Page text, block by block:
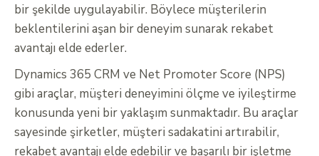
bir şekilde uygulayabilir. Böylece müşterilerin
beklentilerini aşan bir deneyim sunarak rekabet
avantajı elde ederler.
Dynamics 365 CRM ve Net Promoter Score (NPS)
gibi araçlar, müşteri deneyimini ölçme ve iyileştirme
konusunda yeni bir yaklaşım sunmaktadır. Bu araçlar
sayesinde şirketler, müşteri sadakatini artırabilir,
rekabet avantajı elde edebilir ve başarılı bir işletme